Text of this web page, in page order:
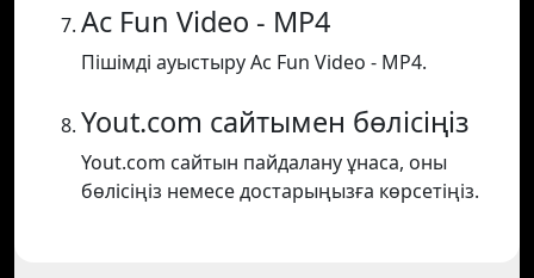
Ac Fun Video - MP4
Пішімді ауыстыру Ac Fun Video - MP4.
Yout.com сайтымен бөлісіңіз
Yout.com сайтын пайдалану ұнаса, оны
бөлісіңіз немесе достарыңызға көрсетіңіз.